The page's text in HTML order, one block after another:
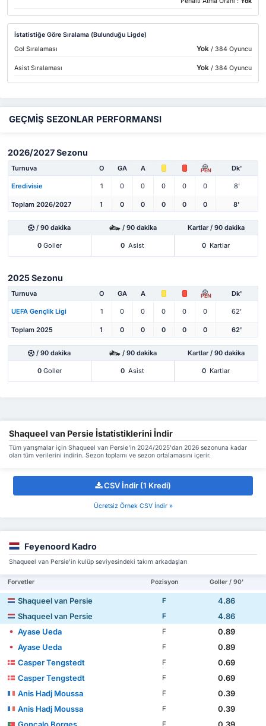
İstatistiğe Göre Sıralama (Bulunduğu Ligde)
Gol Sıralaması
Yok/ 384 Oyuncu
Asist Sıralaması Yok/ 384 Oyuncu
GEÇMİŞ SEZONLAR PERFORMANSI
2026/2027 Sezonu
Turnuva O GA A PEN Dk'
Eredivisie 1 0 0 0 0 0 8'
Toplam 2026/2027 1 0 0 0 0 0 8'
/ 90 dakika / 90 dakika Kartlar / 90 dakika
0Goller 0 Asist 0 Kartlar
2025 Sezonu
Turnuva O GA A PEN Dk'
UEFA Gençlik Ligi 1 0 0 0 0 0 62'
Toplam 2025 1 0 0 0 0 0 62'
/ 90 dakika / 90 dakika Kartlar / 90 dakika
0Goller 0 Asist 0 Kartlar
Shaqueel van Persie İstatistiklerini İndir
Tüm yarışmalar için Shaqueel van Persie'in 2024/2025'dan 2026 sezonuna kadar
olan tüm verilerini indirin. Sezon toplamı ve sezon ortalamasını içerir.
CSV İndir (1 Kredi)
Ücretsiz Örnek CSV İndir »
Feyenoord Kadro
Shaqueel van Persie'in kulüp seviyesindeki takım arkadaşları
Forvetler Pozisyon Goller / 90'
Shaqueel van Persie F
4.86
Shaqueel van Persie
F
4.86
Ayase Ueda
F
0.89
Ayase Ueda
F
0.89
Casper Tengstedt
F
0.69
Casper Tengstedt
F
0.69
Anis Hadj Moussa
F
0.39
Anis Hadj Moussa
F
0.39
F